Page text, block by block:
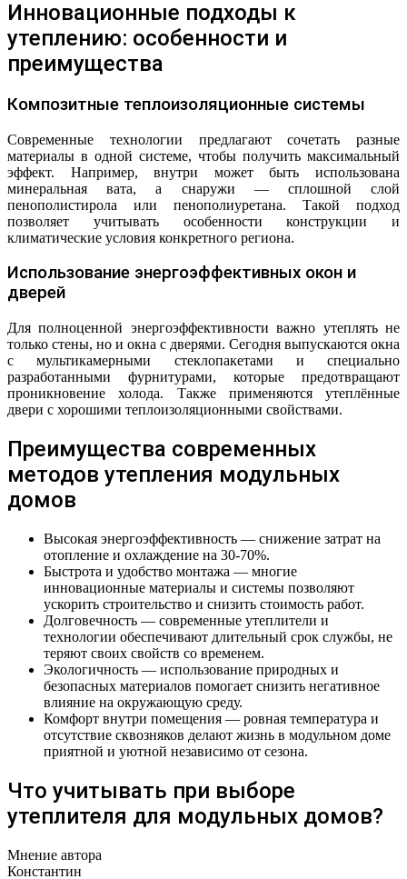
Инновационные подходы к
утеплению: особенности и
преимущества
Композитные теплоизоляционные системы
Современные технологии предлагают сочетать разные
материалы в одной системе, чтобы получить максимальный
эффект. Например, внутри может быть использована
минеральная вата, а снаружи — сплошной слой
пенополистирола или пенополиуретана. Такой подход
позволяет учитывать особенности конструкции и
климатические условия конкретного региона.
Использование энергоэффективных окон и
дверей
Для полноценной энергоэффективности важно утеплять не
только стены, но и окна с дверями. Сегодня выпускаются окна
с мультикамерными стеклопакетами и специально
разработанными фурнитурами, которые предотвращают
проникновение холода. Также применяются утеплённые
двери с хорошими теплоизоляционными свойствами.
Преимущества современных
методов утепления модульных
домов
Высокая энергоэффективность — снижение затрат на
отопление и охлаждение на 30-70%.
Быстрота и удобство монтажа — многие
инновационные материалы и системы позволяют
ускорить строительство и снизить стоимость работ.
Долговечность — современные утеплители и
технологии обеспечивают длительный срок службы, не
теряют своих свойств со временем.
Экологичность — использование природных и
безопасных материалов помогает снизить негативное
влияние на окружающую среду.
Комфорт внутри помещения — ровная температура и
отсутствие сквозняков делают жизнь в модульном доме
приятной и уютной независимо от сезона.
Что учитывать при выборе
утеплителя для модульных домов?
Мнение автора
Константин